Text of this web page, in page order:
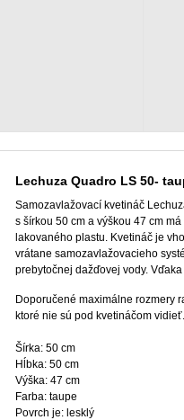
Lechuza Quadro LS 50-
Samozavlažovací kvetináč
s šírkou 50 cm a výškou 47 cm
lakovaného plastu. Kvetináč je
vrátane samozavlažovacieho
prebytočnej dažďovej vody.
Doporučené maximálne rozmery
ktoré nie sú pod kvetináčom vidieť.
Šírka: 50 cm
Hĺbka: 50 cm
Výška: 47 cm
Farba: taupe
Povrch je: lesklý